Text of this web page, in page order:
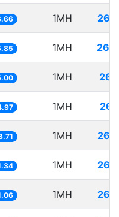
1MH
1MH
1MH
1MH
1MH
1MH
1MH